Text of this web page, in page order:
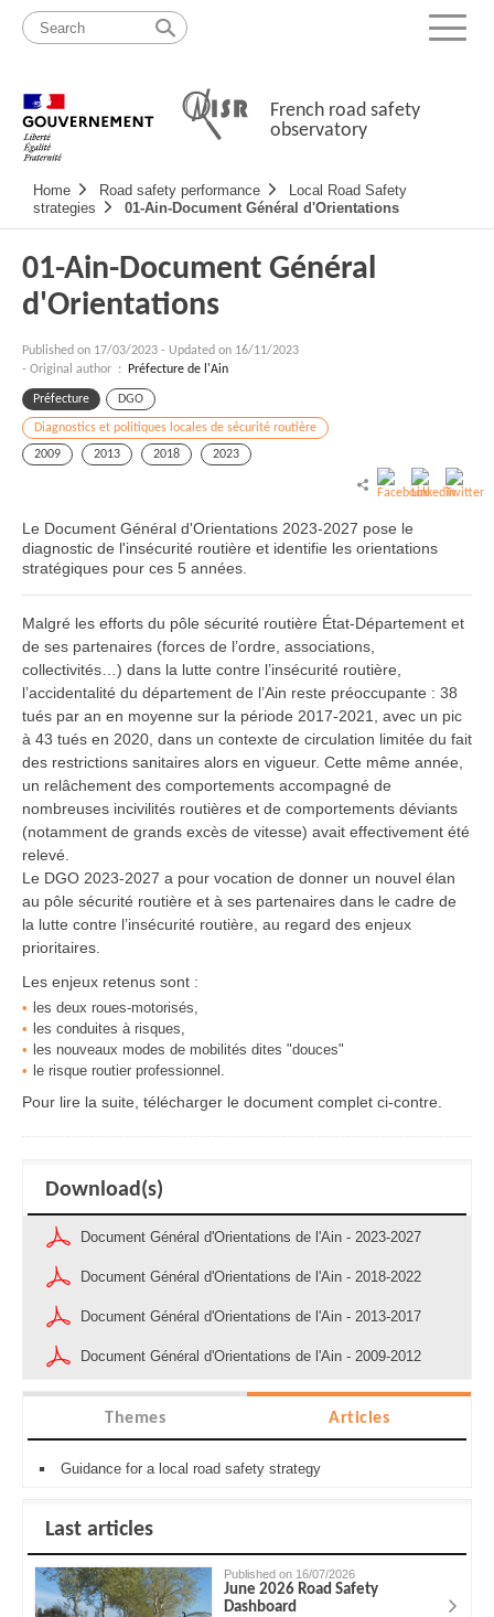
content
map
Menu
French road safety
observatory
Navigation
principale
Home Road safety performance
Local Road Safety
strategies
01-Ain-Document Général d'Orientations
01-Ain-Document Général
d'Orientations
Published on 17/03/2023 - Updated on 16/11/2023
- Original author :
Préfecture de l'Ain
Préfecture DGO
Diagnostics et politiques locales de sécurité routière
2009
2013 2018 2023
Le Document Général d'Orientations 2023-2027 pose le
diagnostic de l'insécurité routière et identifie les orientations
stratégiques pour ces 5 années.
Malgré les efforts du pôle sécurité routière État-Département et
de ses partenaires (forces de l’ordre, associations,
collectivités…) dans la lutte contre l’insécurité routière,
l’accidentalité du département de l’Ain reste préoccupante : 38
tués par an en moyenne sur la période 2017-2021, avec un pic
à 43 tués en 2020, dans un contexte de circulation limitée du fait
des restrictions sanitaires alors en vigueur. Cette même année,
un relâchement des comportements accompagné de
nombreuses incivilités routières et de comportements déviants
(notamment de grands excès de vitesse) avait effectivement été
relevé.
Le DGO 2023-2027 a pour vocation de donner un nouvel élan
au pôle sécurité routière et à ses partenaires dans le cadre de
la lutte contre l’insécurité routière, au regard des enjeux
prioritaires.
Les enjeux retenus sont :
les deux roues-motorisés,
les conduites à risques,
les nouveaux modes de mobilités dites "douces"
le risque routier professionnel.
Pour lire la suite, télécharger le document complet ci-contre.
Download(s)
Document Général d'Orientations de l'Ain - 2023-2027
Document Général d'Orientations de l'Ain - 2018-2022
Document Général d'Orientations de l'Ain - 2013-2017
Document Général d'Orientations de l'Ain - 2009-2012
Themes Articles
Guidance for a local road safety strategy
Last articles
Published on 16/07/2026
June 2026 Road Safety
Dashboard